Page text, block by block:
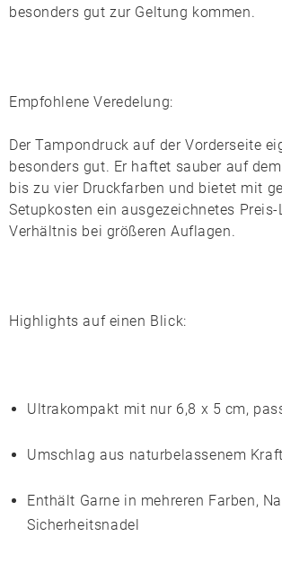
besonders gut zur Geltung kommen.
Empfohlene Veredelung:
DerTampondruck auf der Vorderseite
besonders gut. Er haftet sauber auf
bis zu vier Druckfarben und bietet mit
Setupkosten ein ausgezeichnetes
Verhältnis bei größeren Auflagen.
Highlights auf einen Blick:
Ultrakompakt mit nur 6,8 x 5 cm,
Umschlag aus naturbelassenem
Enthält Garne in mehreren Farben,
Sicherheitsnadel